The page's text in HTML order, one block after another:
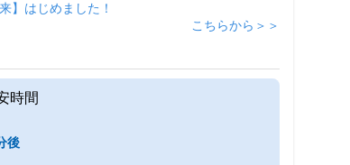
】はじめました！
こちらから＞＞
時間
後